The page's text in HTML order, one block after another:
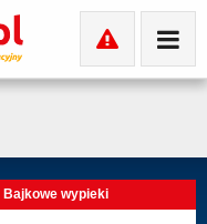
Bajkowe wypieki